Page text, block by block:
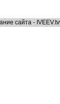
сайта -